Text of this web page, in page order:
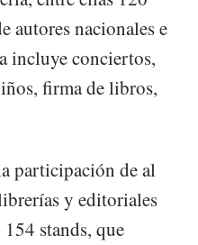
autores nacionales e
incluye conciertos,
firma de libros,
participación de al
y editoriales
stands, que